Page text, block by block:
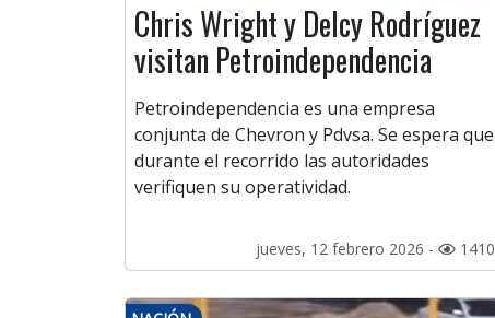
Chris Wright y Delcy Rodríguez
visitan Petroindependencia
Petroindependencia es una empresa
conjunta de Chevron y Pdvsa. Se espera que
durante el recorrido las autoridades
verifiquen su operatividad.
jueves, 12 febrero 2026 - 1410